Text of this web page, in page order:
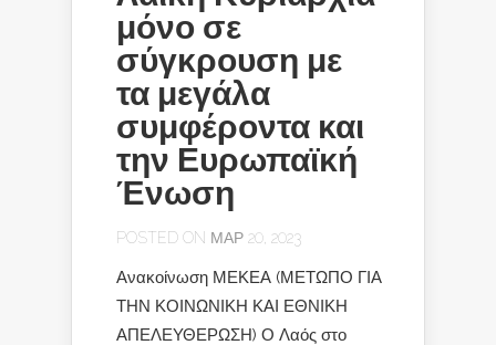
μόνο σε
σύγκρουση με
τα μεγάλα
συμφέροντα και
την Ευρωπαϊκή
Ένωση
POSTED ON ΜΑΡ 20, 2023
Ανακοίνωση ΜΕΚΕΑ (ΜΕΤΩΠΟ ΓΙΑ
ΤΗΝ ΚΟΙΝΩΝΙΚΗ ΚΑΙ ΕΘΝΙΚΗ
ΑΠΕΛΕΥΘΕΡΩΣΗ) Ο Λαός στο